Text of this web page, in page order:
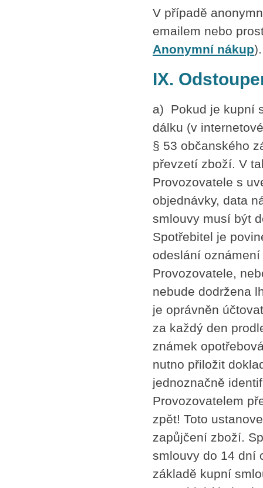
V případě
emailem nebo
Anonymní nákup).
IX.
a) Pokud je kupní
dálku (v
§ 53 občanského
převzetí zboží. V
Provozovatele s
objednávky, data
smlouvy musí být
Spotřebitel je
odeslání
Provozovatele,
nebude dodržena
je oprávněn
za každý den
známek
nutno přiložit
jednoznačně
Provozovatelem
zpět! Toto
zapůjčení zboží.
smlouvy do 14 dní
základě kupní